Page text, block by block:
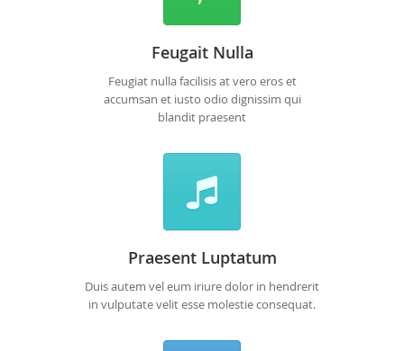
Feugait Nulla
Feugiat nulla facilisis at vero eros et
accumsan et iusto odio dignissim qui
blandit praesent
Praesent Luptatum
Duis autem vel eum iriure dolor in hendrerit
in vulputate velit esse molestie consequat.